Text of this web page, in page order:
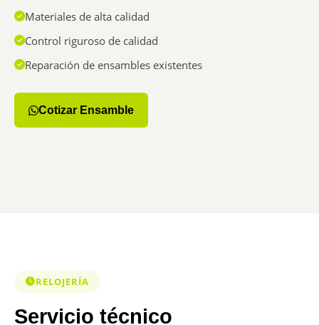
Materiales de alta calidad
Control riguroso de calidad
Reparación de ensambles existentes
Cotizar Ensamble
RELOJERÍA
Servicio técnico